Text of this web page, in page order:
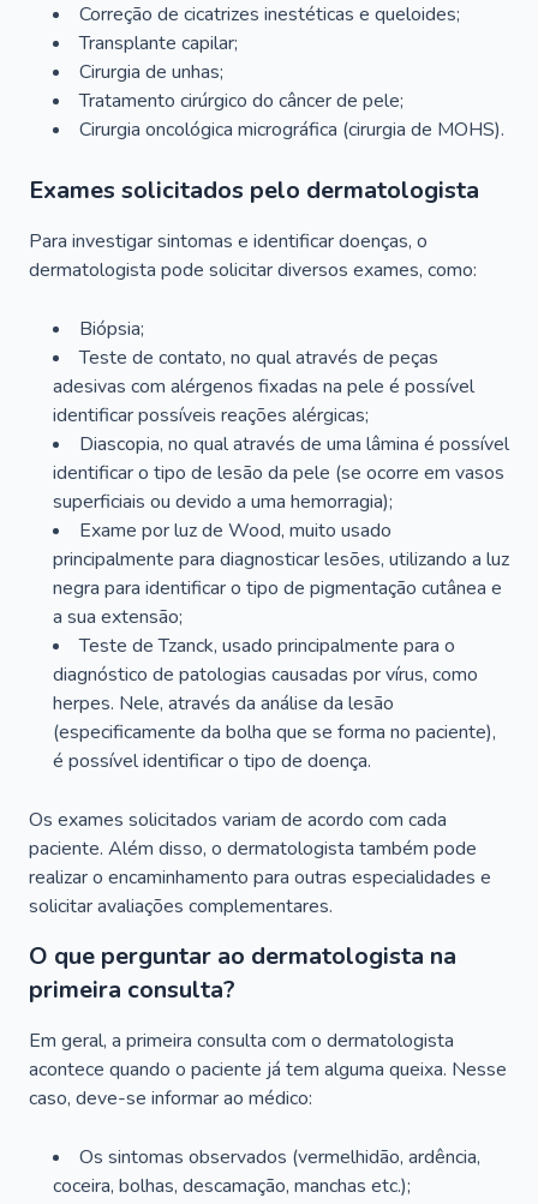
Correção de cicatrizes inestéticas e queloides;
Transplante capilar;
Cirurgia de unhas;
Tratamento cirúrgico do câncer de pele;
Cirurgia oncológica micrográfica (cirurgia de MOHS).
Exames solicitados pelo dermatologista
Para investigar sintomas e identificar doenças, o
dermatologista pode solicitar diversos exames, como:
Biópsia;
Teste de contato, no qual através de peças
adesivas com alérgenos fixadas na pele é possível
identificar possíveis reações alérgicas;
Diascopia, no qual através de uma lâmina é possível
identificar o tipo de lesão da pele (se ocorre em vasos
superficiais ou devido a uma hemorragia);
Exame por luz de Wood, muito usado
principalmente para diagnosticar lesões, utilizando a luz
negra para identificar o tipo de pigmentação cutânea e
a sua extensão;
Teste de Tzanck, usado principalmente para o
diagnóstico de patologias causadas por vírus, como
herpes. Nele, através da análise da lesão
(especificamente da bolha que se forma no paciente),
é possível identificar o tipo de doença.
Os exames solicitados variam de acordo com cada
paciente. Além disso, o dermatologista também pode
realizar o encaminhamento para outras especialidades e
solicitar avaliações complementares.
O que perguntar ao dermatologista na
primeira consulta?
Em geral, a primeira consulta com o dermatologista
acontece quando o paciente já tem alguma queixa. Nesse
caso, deve-se informar ao médico:
Os sintomas observados (vermelhidão, ardência,
coceira, bolhas, descamação, manchas etc.);